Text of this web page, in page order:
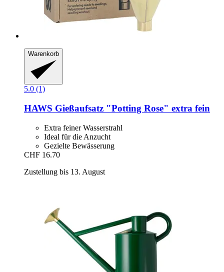
Warenkorb
5.0 (1)
HAWS Gießaufsatz "Potting Rose" extra fein
Extra feiner Wasserstrahl
Ideal für die Anzucht
Gezielte Bewässerung
CHF 16.70
Zustellung bis 13. August